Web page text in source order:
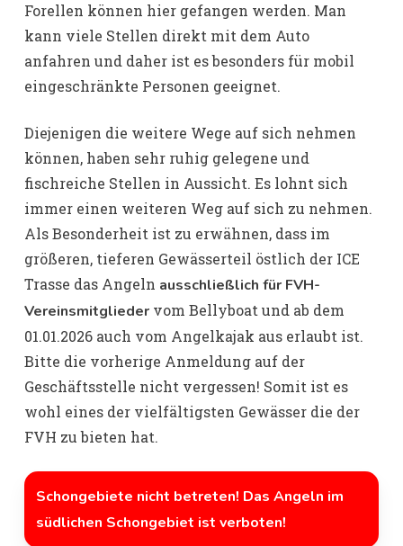
Forellen können hier gefangen werden. Man
kann viele Stellen direkt mit dem Auto
anfahren und daher ist es besonders für mobil
eingeschränkte Personen geeignet.
Diejenigen die weitere Wege auf sich nehmen
können, haben sehr ruhig gelegene und
fischreiche Stellen in Aussicht. Es lohnt sich
immer einen weiteren Weg auf sich zu nehmen.
Als Besonderheit ist zu erwähnen, dass im
größeren, tieferen Gewässerteil östlich der ICE
Trasse das Angeln ausschließlich für FVH-
Vereinsmitgliedervom Bellyboat und ab dem
01.01.2026 auch vom Angelkajak aus erlaubt ist.
Bitte die vorherige Anmeldung auf der
Geschäftsstelle nicht vergessen! Somit ist es
wohl eines der vielfältigsten Gewässer die der
FVH zu bieten hat.
Schongebiete nicht betreten! Das Angeln im
südlichen Schongebiet ist verboten!